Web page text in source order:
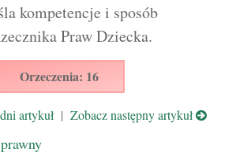
kompetencje i sposób
Praw Dziecka.
Orzeczenia: 16
artykuł | Zobacz następny artykuł